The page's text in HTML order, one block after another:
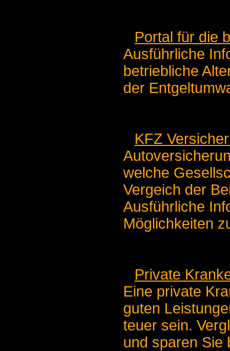
Portal für die
Ausführliche
betriebliche
der
KFZ
welche
Vergeich der
Ausführliche
Möglichkeiten
Private
Eine private
guten
teuer sein.
und sparen Sie